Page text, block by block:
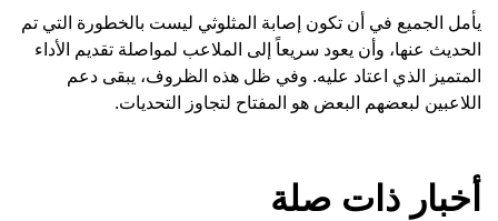
يأمل الجميع في أن تكون إصابة المثلوثي ليست بالخطورة التي تم
الحديث عنها، وأن يعود سريعاً إلى الملاعب لمواصلة تقديم الأداء
المتميز الذي اعتاد عليه. وفي ظل هذه الظروف، يبقى دعم
اللاعبين لبعضهم البعض هو المفتاح لتجاوز التحديات.
أخبار ذات صلة